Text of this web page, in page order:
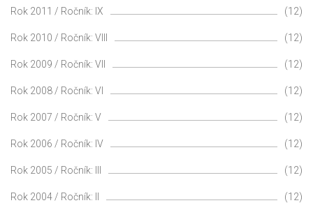
Rok 2011 / Ročník: IX (12)
Rok 2010 / Ročník: VIII (12)
Rok 2009 / Ročník: VII (12)
Rok 2008 / Ročník: VI (12)
Rok 2007 / Ročník: V (12)
Rok 2006 / Ročník: IV (12)
Rok 2005 / Ročník: III (12)
Rok 2004 / Ročník: II (12)